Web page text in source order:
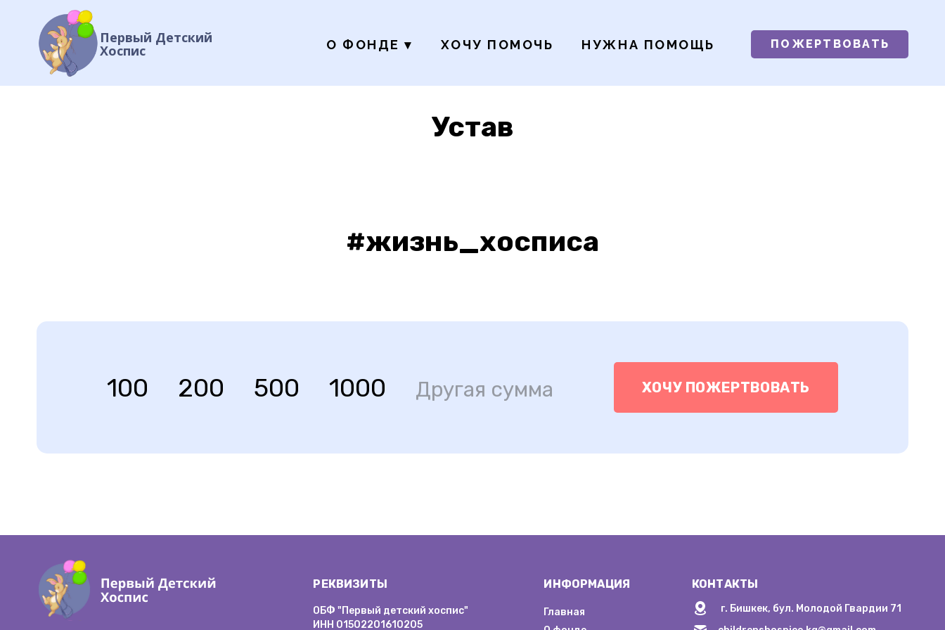
Первый Детский
Хоспис О ФОНДЕ▾ ХОЧУ ПОМОЧЬ НУЖНА ПОМОЩЬ ПОЖЕРТВОВАТЬ
Устав
#жизнь_хосписа
100 200 500 1000 Другая сумма ХОЧУ ПОЖЕРТВОВАТЬ
РЕКВИЗИТЫ
ОБФ "Первый детский хоспис"
ИНН 01502201610205
ИНФОРМАЦИЯ
Главная
КОНТАКТЫ
г. Бишкек, бул. Молодой Гвардии 71